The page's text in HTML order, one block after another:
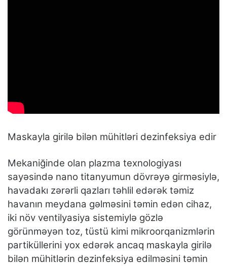
Maskayla girilə bilən mühitləri dezinfeksiya edir
Mekaniğinde olan plazma texnologiyası
sayəsində nano titanyumun dövrəyə girməsiylə,
havadakı zərərli qazları təhlil edərək təmiz
havanın meydana gəlməsini təmin edən cihaz,
iki növ ventilyasiya sistemiylə gözlə
görünməyən toz, tüstü kimi mikroorqanizmlərin
partiküllerini yox edərək ancaq maskayla girilə
bilən mühitlərin dezinfeksiya edilməsini təmin